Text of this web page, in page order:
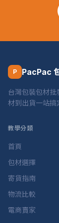
P PacPac
台灣包裝包材
材到出貨一站搞
教學分類
首頁
包材選擇
寄貨指南
物流比較
電商賣家